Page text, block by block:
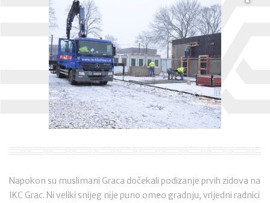
Napokon su muslimani Graca dočekali podizanje prvih zidova na
IKC Grac. Ni veliki snijeg nije puno omeo gradnju, vrijedni radnici